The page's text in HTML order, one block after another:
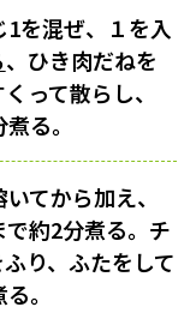
を混ぜ、１を入
、ひき肉だねを
って散らし、
る。
てから加え、
約2分煮る。チ
り、ふたをして
。